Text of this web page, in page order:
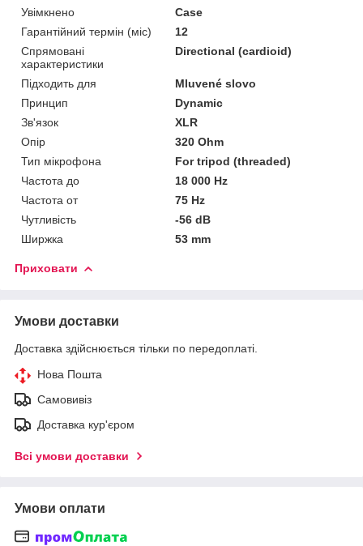
Увімкнено
Case
Гарантійний термін (міс)
12
Спрямовані
характеристики
Directional (cardioid)
Підходить для
Mluvené slovo
Принцип
Dynamic
Зв'язок
XLR
Опір
320 Ohm
Тип мікрофона
For tripod (threaded)
Частота до
18 000 Hz
Частота от
75 Hz
Чутливість
-56 dB
Ширжка
53 mm
Приховати
Умови доставки
Доставка здійснюється тільки по передоплаті.
Нова Пошта
Самовивіз
Доставка кур'єром
Всі умови доставки
Умови оплати